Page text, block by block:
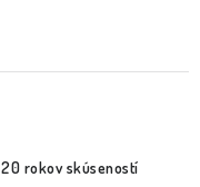
20 rokov skúseností